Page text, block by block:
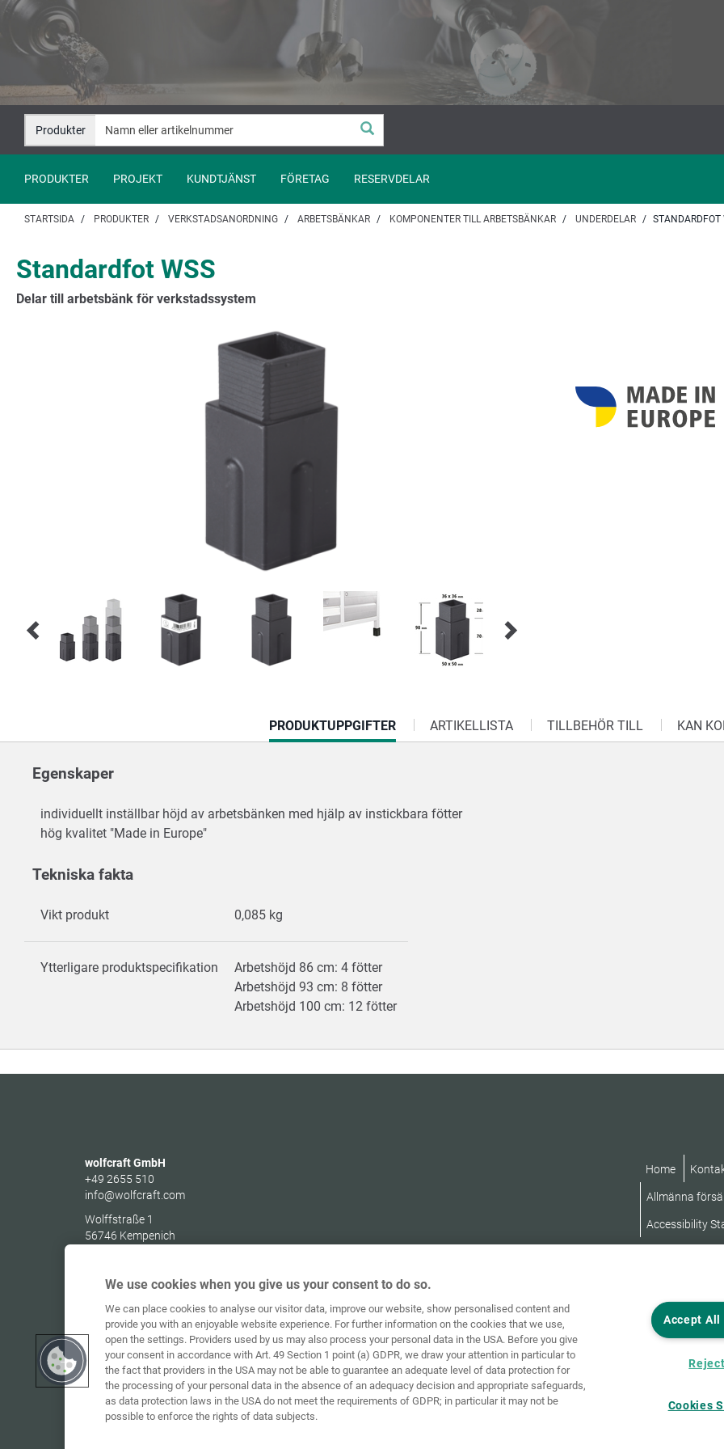
Hoppa
innehåll
Hoppa
navigation
Produkter
PRODUKTER PROJEKT KUNDTJÄNST FÖRETAG RESERVDELAR
STARTSIDA PRODUKTER VERKSTADSANORDNING ARBETSBÄNKAR KOMPONENTER TILL ARBETSBÄNKAR UNDERDELAR STANDARDFOT
Standardfot WSS
Delar till arbetsbänk för verkstadssystem
CURRENT
TAB:
PRODUKTUPPGIFTER ARTIKELLISTA TILLBEHÖR TILL KAN
Egenskaper
individuellt inställbar höjd av arbetsbänken med hjälp av instickbara fötter
hög kvalitet "Made in Europe"
Tekniska fakta
Vikt produkt 0,085 kg
Ytterligare produktspecifikation
Arbetshöjd 86 cm: 4 fötter
Arbetshöjd 93 cm: 8 fötter
Arbetshöjd 100 cm: 12 fötter
wolfcraft GmbH
+49 2655 510
info@wolfcraft.com
Wolffstraße 1
56746 Kempenich
Home
Allmänna
Accessibility
We use cookies when you give us your consent to do so.
We can place cookies to analyse our visitor data, improve our website, show personalised content and
provide you with an enjoyable website experience. For further information on the cookies that we use,
open the settings. Providers used by us may also process your personal data in the USA. Before you give
your consent in accordance with Art. 49 Section 1 point (a) GDPR, we draw your attention in particular to
the fact that providers in the USA may not be able to guarantee an adequate level of data protection for
the processing of your personal data in the absence of an adequacy decision and appropriate safeguards,
as data protection laws in the USA do not meet the requirements of GDPR; in particular it may not be
possible to enforce the rights of data subjects.
Accept All
Reject
Cookies